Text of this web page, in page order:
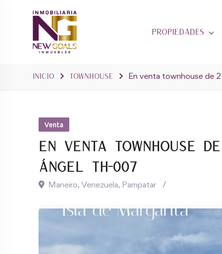
Propiedades
Inicio Townhouse En venta townhouse de
Venta
En venta townhouse
Ángel TH-007
Maneiro, Venezuela, Pampatar